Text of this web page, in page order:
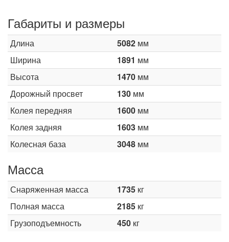
Габариты и размеры
Длина 5082 мм
Ширина
1891 мм
Высота
1470 мм
Дорожный просвет
130 мм
Колея передняя
1600 мм
Колея задняя
1603 мм
Колесная база
3048 мм
Масса
Снаряженная масса 1735 кг
Полная масса
2185 кг
Грузоподъемность
450 кг